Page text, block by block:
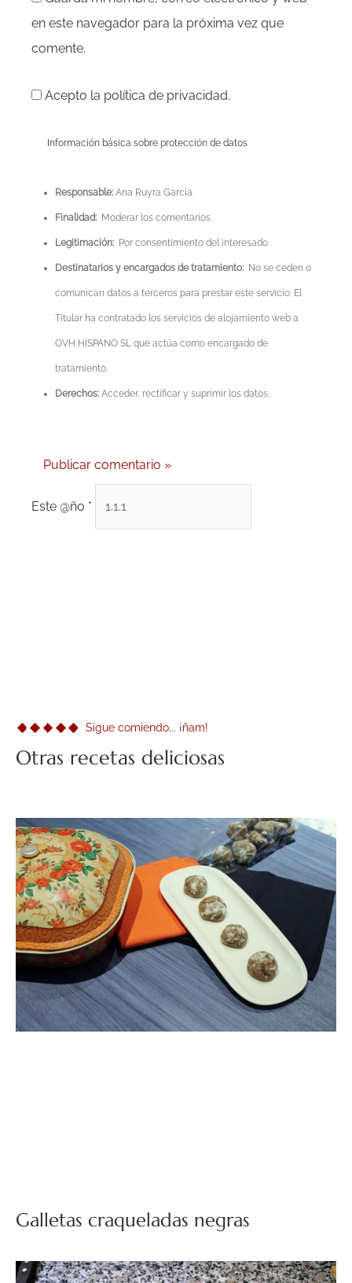
en este navegador para la próxima vez que
comente.
Acepto la política de privacidad.
Información básica sobre protección de datos
Responsable: Ana Ruyra García.
Finalidad: Moderar los comentarios.
Legitimación: Por consentimiento del interesado.
Destinatarios y encargados de tratamiento: No se ceden o
comunican datos a terceros para prestar este servicio. El
Titular ha contratado los servicios de alojamiento web a
OVH HISPANO SL que actúa como encargado de
tratamiento.
Derechos: Acceder, rectificar y suprimir los datos.
Este @ño *
Sigue comiendo... ¡ñam!
Otras recetas deliciosas
Galletas craqueladas negras